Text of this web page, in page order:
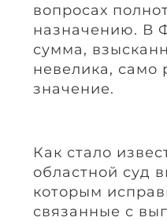
вопросах
назначению. В
сумма,
невелика, само
значение.
Как стало
областной суд
которым
связанные с